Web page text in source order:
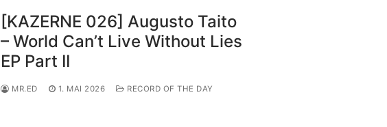
[KAZERNE 026] Augusto Taito
– World Can’t Live Without Lies
EP Part II
MR.ED 1. MAI 2026 RECORD OF THE DAY